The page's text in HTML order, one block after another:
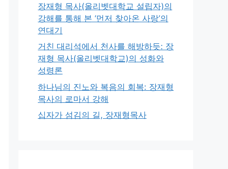
장재형 목사(올리벳대학교 설립자)의
강해를 통해 본 ‘먼저 찾아온 사랑’의
연대기
거친 대리석에서 천사를 해방하듯: 장
재형 목사(올리벳대학교)의 성화와
성령론
하나님의 진노와 복음의 회복: 장재형
목사의 로마서 강해
십자가 섬김의 길, 장재형목사